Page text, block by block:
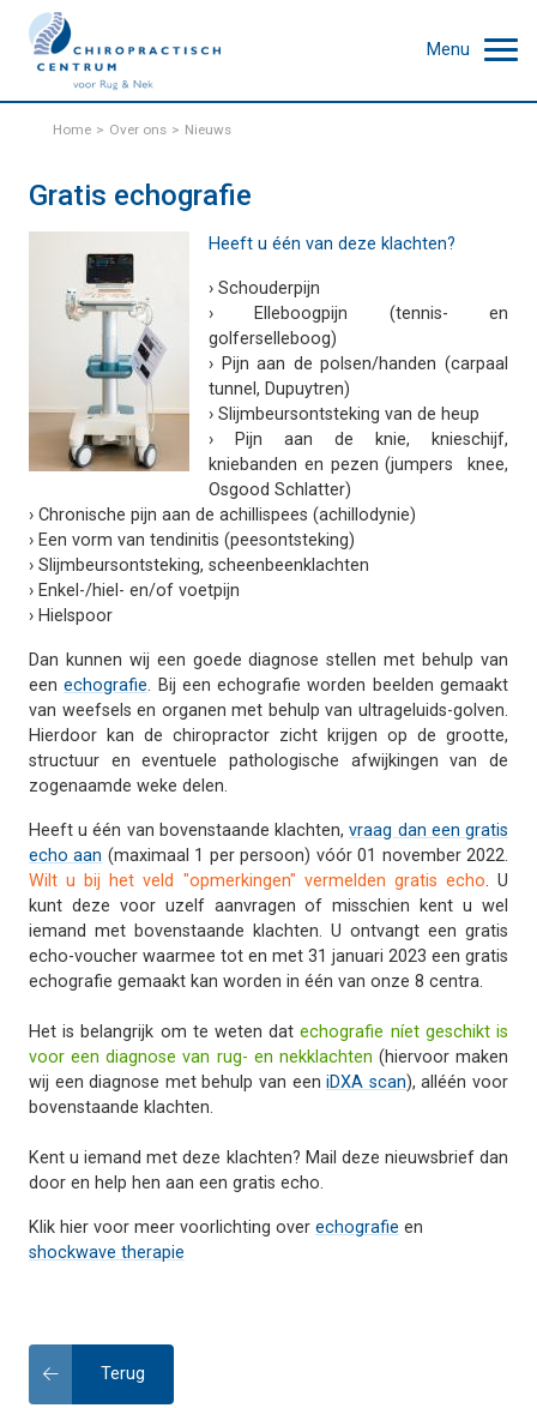
Menu
Home Over ons Nieuws
Gratis echografie
Heeft u één van deze klachten?
› Schouderpijn
› Elleboogpijn (tennis- en
golferselleboog)
› Pijn aan de polsen/handen (carpaal
tunnel, Dupuytren)
› Slijmbeursontsteking van de heup
› Pijn aan de knie, knieschijf,
kniebanden en pezen (jumpers knee,
Osgood Schlatter)
› Chronische pijn aan de achillispees (achillodynie)
› Een vorm van tendinitis (peesontsteking)
› Slijmbeursontsteking, scheenbeenklachten
› Enkel-/hiel- en/of voetpijn
› Hielspoor
Dan kunnen wij een goede diagnose stellen met behulp van
eenechografie. Bij een echografie worden beelden gemaakt
van weefsels en organen met behulp van ultrageluids-golven.
Hierdoor kan de chiropractor zicht krijgen op de grootte,
structuur en eventuele pathologische afwijkingen van de
zogenaamde weke delen.
Heeft u één van bovenstaande klachten,vraag dan een gratis
echo aan (maximaal 1 per persoon) vóór 01 november 2022.
Wilt u bij het veld "opmerkingen" vermelden gratis echo. U
kunt deze voor uzelf aanvragen of misschien kent u wel
iemand met bovenstaande klachten. U ontvangt een gratis
echo-voucher waarmee tot en met 31 januari 2023 een gratis
echografie gemaakt kan worden in één van onze 8 centra.
Het is belangrijk om te weten datechografie níet geschikt is
voor een diagnose van rug- en nekklachten (hiervoor maken
wij een diagnose met behulp van eeniDXA scan), alléén voor
bovenstaande klachten.
Kent u iemand met deze klachten? Mail deze nieuwsbrief dan
door en help hen aan een gratis echo.
Klik hier voor meer voorlichting over echografie en
shockwave therapie
Terug